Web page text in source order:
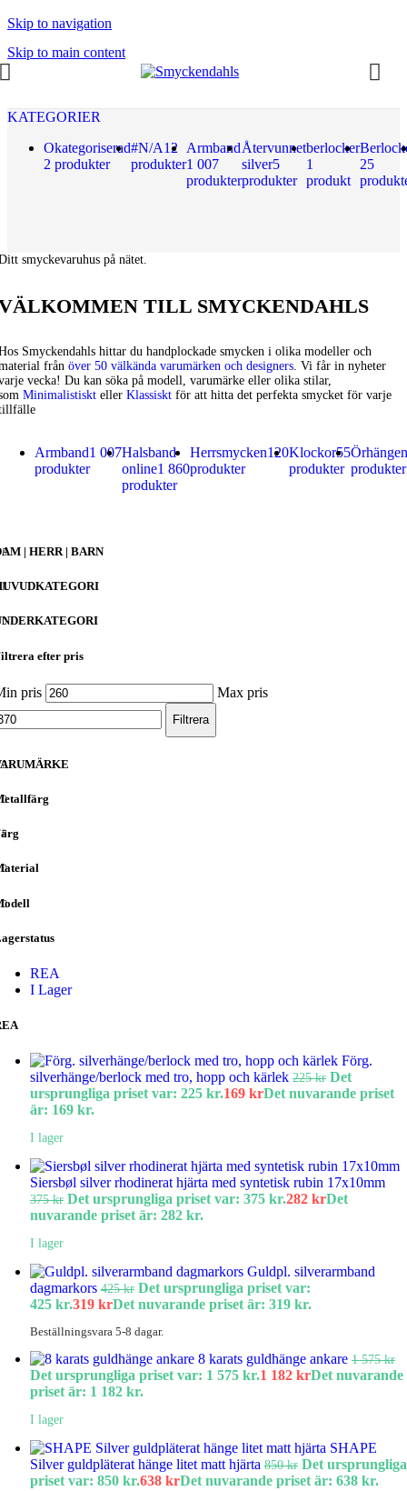
Skip to navigation
Skip to main content
KATEGORIER
Okategoriserad
2 produkter
#N/A12
produkter
Armband
1 007
produkter
Återvunnet
silver5
produkter
berlocker
1
produkt
25
smyckevaruhus på nätet.
TILL SMYCKENDAHLS
Smyckendahls hittar du handplockade smycken i olika modeller och
från över 50 välkända varumärken och designers . Vi får in nyheter
vecka! Du kan söka på modell, varumärke eller olika stilar,
Minimalistiskt eller Klassiskt för att hitta det perfekta smycket för varje
Armband1 007
produkter
Halsband
online1 860
produkter
Herrsmycken120
produkter
Klockor55
produkter
Örhängen
produkter
| HERR | BARN
efter pris
pris Max pris
Filtrera
REA
I Lager
Förg.
silverhänge/berlock med tro, hopp och kärlek 225kr Det
ursprungliga priset var: 225 kr.169 krDet nuvarande priset
är: 169 kr.
I lager
Siersbøl silver rhodinerat hjärta med syntetisk rubin 17x10mm
375kr Det ursprungliga priset var: 375 kr.282 krDet
nuvarande priset är: 282 kr.
I lager
Guldpl. silverarmband
dagmarkors 425kr Det ursprungliga priset var:
425 kr.319 krDet nuvarande priset är: 319 kr.
Beställningsvara 5-8 dagar.
8 karats guldhänge ankare 1 575kr
Det ursprungliga priset var: 1 575 kr.1 182 krDet nuvarande
priset är: 1 182 kr.
I lager
SHAPE
Silver guldpläterat hänge litet matt hjärta 850kr Det ursprungliga
priset var: 850 kr.638 krDet nuvarande priset är: 638 kr.